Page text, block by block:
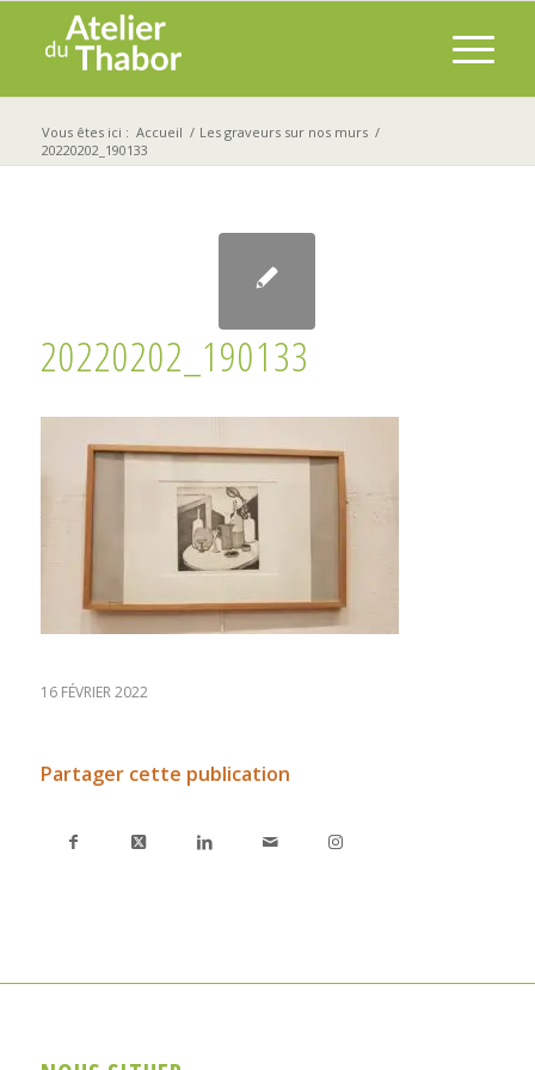
Vous êtes ici : Accueil / Les graveurs sur nos murs /
20220202_190133
20220202_190133
16 FÉVRIER 2022
Partager cette publication